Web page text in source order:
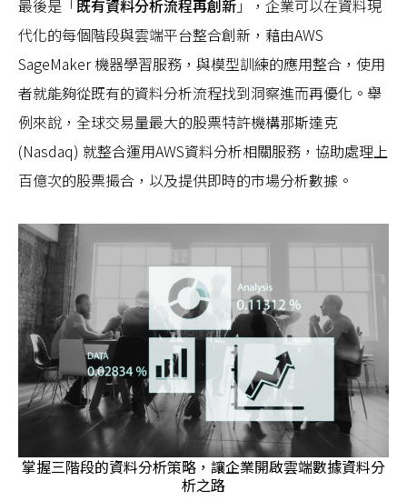
最後是「既有資料分析流程再創新 」，企業可以在資料現
代化的每個階段與雲端平台整合創新，藉由AWS
SageMaker 機器學習服務，與模型訓練的應用整合，使用
者就能夠從既有的資料分析流程找到洞察進而再優化。舉
例來說，全球交易量最大的股票特許機構那斯達克
(Nasdaq) 就整合運用AWS資料分析相關服務，協助處理上
百億次的股票撮合，以及提供即時的市場分析數據。
掌握三階段的資料分析策略，讓企業開啟雲端數據資料分
析之路